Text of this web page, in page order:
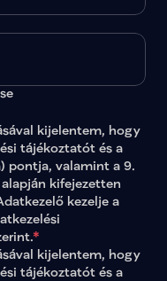
kijelentem, hogy
tájékoztatót és a
pontja, valamint a 9.
kifejezetten
kezelje a
*
kijelentem, hogy
tájékoztatót és a